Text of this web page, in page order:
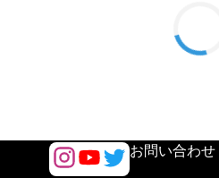
お問い合わせ